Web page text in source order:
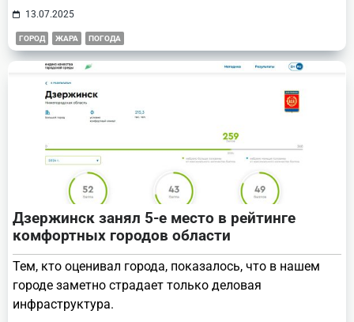
13.07.2025
ГОРОД ЖАРА ПОГОДА
Дзержинск занял 5-е место в рейтинге
комфортных городов области
Тем, кто оценивал города, показалось, что в нашем
городе заметно страдает только деловая
инфраструктура.